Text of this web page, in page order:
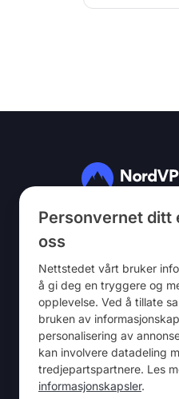
Personvernet ditt
oss
Nettstedet vårt bruker
å gi deg en tryggere og
opplevelse. Ved å tillate
bruken av
personalisering av
kan involvere datadeling
tredjepartspartnere. Les
informasjonskapsler.
Følg oss
NordVPN
Om oss
Karriere
VPN – kostnadsfri
VPN-rutere
Anmeldelser
Rabatt for
Hvor kan det